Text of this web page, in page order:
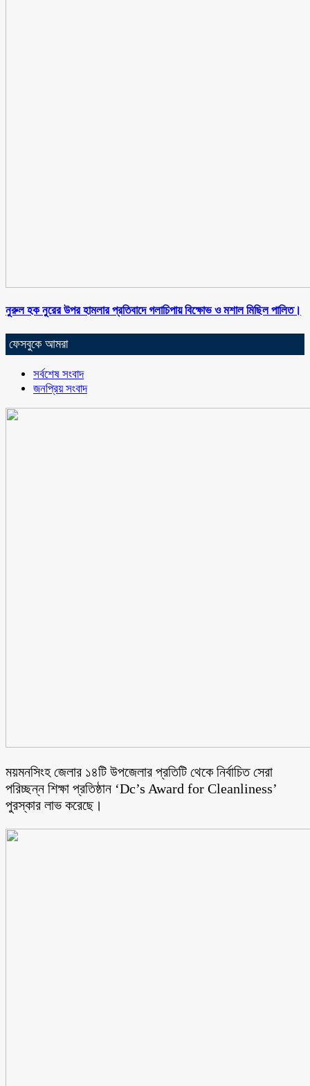
নুরুল হক নুরের উপর হামলার প্রতিবাদে গলাচিপায় বিক্ষোভ ও মশাল মিছিল পালিত।
ফেসবুকে আমরা
সর্বশেষ সংবাদ
জনপ্রিয় সংবাদ
ময়মনসিংহ জেলার ১৪টি উপজেলার প্রতিটি থেকে নির্বাচিত সেরা
পরিচ্ছন্ন শিক্ষা প্রতিষ্ঠান ‘Dc’s Award for Cleanliness’
পুরস্কার লাভ করেছে।